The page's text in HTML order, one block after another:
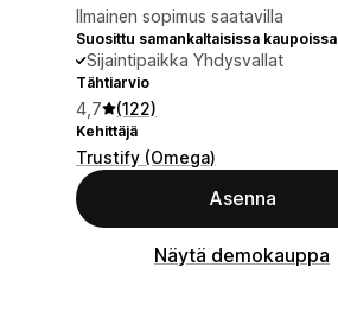
Ilmainen sopimus saatavilla
Suosittu samankaltaisissa kaupoissa
Sijaintipaikka Yhdysvallat
Tähtiarvio
4,7 (122)
Kehittäjä
Trustify (Omega)
Asenna
Näytä demokauppa